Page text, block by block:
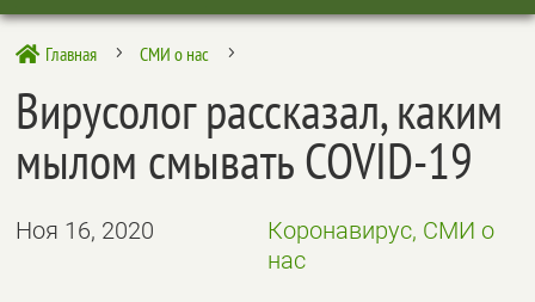
 Главная 5 СМИ о нас 5
Вирусолог рассказал, каким
мылом смывать COVID-19
Ноя 16, 2020
Коронавирус, СМИ о
нас